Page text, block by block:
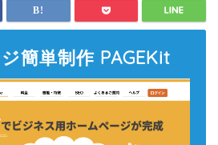
簡単制作 PAGEKit